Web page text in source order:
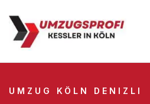
UMZUG KÖLN DENIZLI